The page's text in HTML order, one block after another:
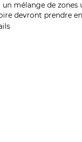
mélange de
devront prendre